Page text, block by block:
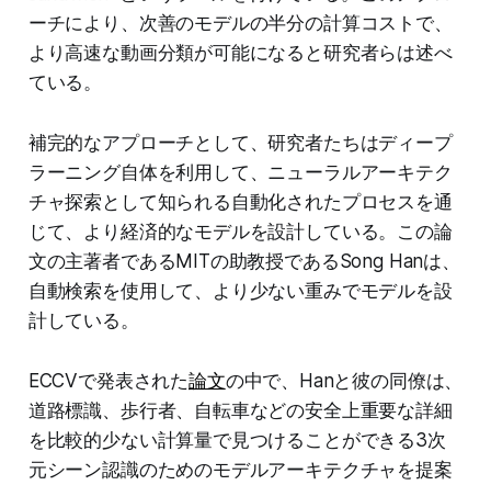
ーチにより、次善のモデルの半分の計算コストで、
より高速な動画分類が可能になると研究者らは述べ
ている。
補完的なアプローチとして、研究者たちはディープ
ラーニング自体を利用して、ニューラルアーキテク
チャ探索として知られる自動化されたプロセスを通
じて、より経済的なモデルを設計している。この論
文の主著者であるMITの助教授であるSong Hanは、
自動検索を使用して、より少ない重みでモデルを設
計している。
ECCVで発表された論文の中で、Hanと彼の同僚は、
道路標識、歩行者、自転車などの安全上重要な詳細
を比較的少ない計算量で見つけることができる3次
元シーン認識のためのモデルアーキテクチャを提案